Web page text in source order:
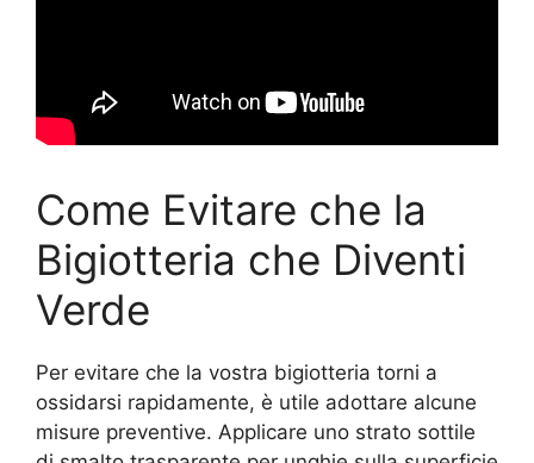
Come Evitare che la
Bigiotteria che Diventi
Verde
Per evitare che la vostra bigiotteria torni a
ossidarsi rapidamente, è utile adottare alcune
misure preventive. Applicare uno strato sottile